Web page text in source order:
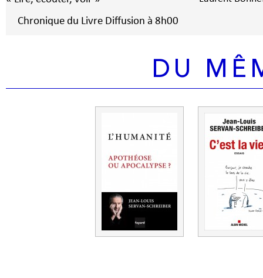
Chronique du Livre Diffusion à 8h00
DU